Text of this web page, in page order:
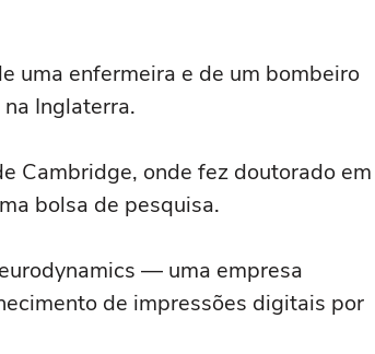
uma enfermeira e de um bombeiro
Inglaterra.
Cambridge, onde fez doutorado em
bolsa de pesquisa.
— uma empresa
de impressões digitais por